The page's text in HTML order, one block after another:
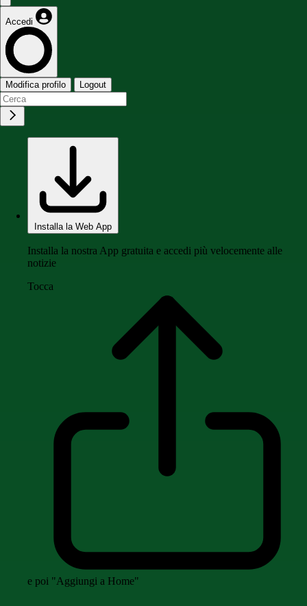
Accedi
Modifica profilo Logout
Installa la Web App
Installa la nostra App gratuita e accedi più velocemente alle
notizie
Tocca
e poi "Aggiungi a Home"